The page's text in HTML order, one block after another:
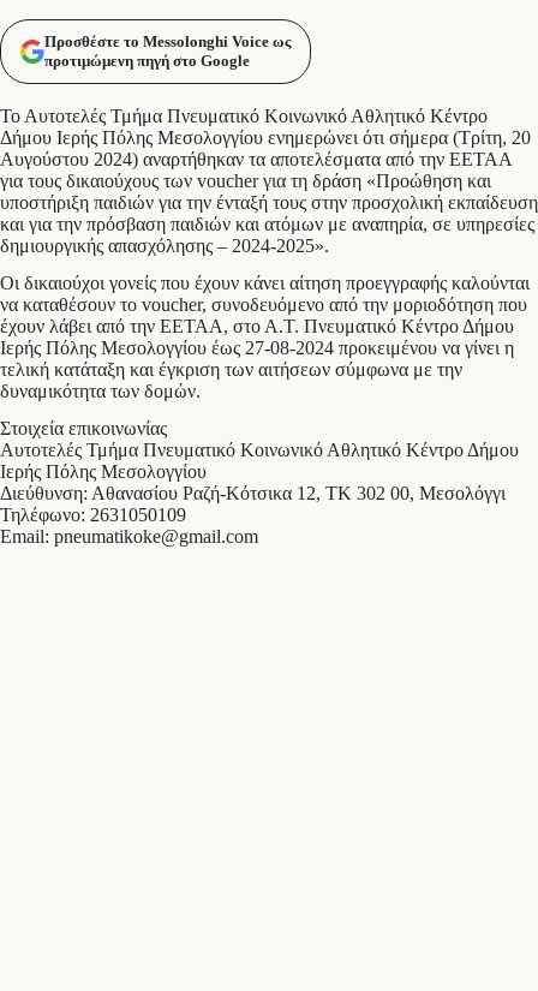
Προσθέστε το Messolonghi Voice ως
προτιμώμενη πηγή στο Google
Το Αυτοτελές Τμήμα Πνευματικό Κοινωνικό Αθλητικό Κέντρο
Δήμου Ιερής Πόλης Μεσολογγίου ενημερώνει ότι σήμερα (Τρίτη, 20
Αυγούστου 2024) αναρτήθηκαν τα αποτελέσματα από την ΕΕΤΑΑ
για τους δικαιούχους των voucher για τη δράση «Προώθηση και
υποστήριξη παιδιών για την ένταξή τους στην προσχολική εκπαίδευση
και για την πρόσβαση παιδιών και ατόμων με αναπηρία, σε υπηρεσίες
δημιουργικής απασχόλησης – 2024-2025».
Οι δικαιούχοι γονείς που έχουν κάνει αίτηση προεγγραφής καλούνται
να καταθέσουν το voucher, συνοδευόμενο από την μοριοδότηση που
έχουν λάβει από την ΕΕΤΑΑ, στο Α.Τ. Πνευματικό Κέντρο Δήμου
Ιερής Πόλης Μεσολογγίου έως 27-08-2024 προκειμένου να γίνει η
τελική κατάταξη και έγκριση των αιτήσεων σύμφωνα με την
δυναμικότητα των δομών.
Στοιχεία επικοινωνίας
Αυτοτελές Τμήμα Πνευματικό Κοινωνικό Αθλητικό Κέντρο Δήμου
Ιερής Πόλης Μεσολογγίου
Διεύθυνση: Αθανασίου Ραζή-Κότσικα 12, ΤΚ 302 00, Μεσολόγγι
Τηλέφωνο: 2631050109
Email: pneumatikoke@gmail.com